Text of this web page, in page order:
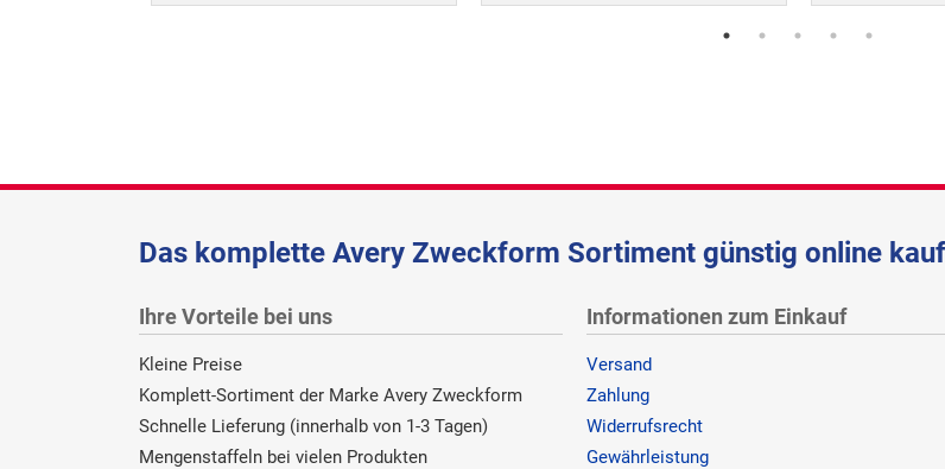
Das komplette Avery Zweckform Sortiment günstig online
Ihre Vorteile bei uns
Kleine Preise
Komplett-Sortiment der Marke Avery Zweckform
Schnelle Lieferung (innerhalb von 1-3 Tagen)
Mengenstaffeln bei vielen Produkten
Informationen zum Einkauf
Versand
Zahlung
Widerrufsrecht
Gewährleistung